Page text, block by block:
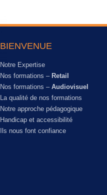
BIENVENUE
Notre Expertise
Nos formations – Retail
Nos formations – Audiovisuel
La qualité de nos formations
Notre approche pédagogique
Handicap et accessibilité
Ils nous font confiance